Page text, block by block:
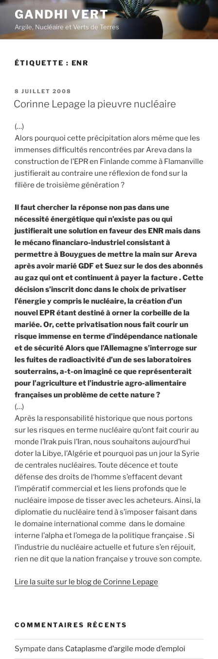
Aller
contenu
principal
GANDHI VERT
Argile, Nucléaire et Verts de Terres
ÉTIQUETTE : ENR
PUBLIÉ
LE
8 JUILLET 2008
Corinne Lepage la pieuvre nucléaire
(…)
Alors pourquoi cette précipitation alors même que les
immenses difficultés rencontrées par Areva dans la
construction de l’EPR en Finlande comme à Flamanville
justifierait au contraire une réflexion de fond sur la
filière de troisième génération ?
Il faut chercher la réponse non pas dans une
nécessité énergétique qui n’existe pas ou qui
justifierait une solution en faveur des ENR mais dans
le mécano financiaro-industriel consistant à
permettre à Bouygues de mettre la main sur Areva
après avoir marié GDF et Suez sur le dos des abonnés
au gaz qui ont et continuent à payer la facture . Cette
décision s’inscrit donc dans le choix de privatiser
l’énergie y compris le nucléaire, la création d’un
nouvel EPR étant destiné à orner la corbeille de la
mariée. Or, cette privatisation nous fait courir un
risque immense en terme d’indépendance nationale
et de sécurité Alors que l’Allemagne s’interroge sur
les fuites de radioactivité d’un de ses laboratoires
souterrains, a-t-on imaginé ce que représenterait
pour l’agriculture et l’industrie agro-alimentaire
françaises un problème de cette nature ?
(…)
Après la responsabilité historique que nous portons
sur les risques en terme nucléaire qu’ont fait courir au
monde l’Irak puis l’Iran, nous souhaitons aujourd’hui
doter la Libye, l’Algérie et pourquoi pas un jour la Syrie
de centrales nucléaires. Toute décence et toute
défense des droits de l‘homme s’effacent devant
l’impératif commercial et les liens profonds que le
nucléaire impose de tisser avec les acheteurs. Ainsi, la
diplomatie du nucléaire tend à s’imposer faisant dans
le domaine international comme dans le domaine
interne l’alpha et l’omega de la politique française . Si
l’industrie du nucléaire actuelle et future s’en réjouit,
rien ne dit que la nation française y trouve son compte.
Lire la suite sur le blog de Corinne Lepage
COMMENTAIRES RÉCENTS
Sympate dans Cataplasme d’argile mode d’emploi